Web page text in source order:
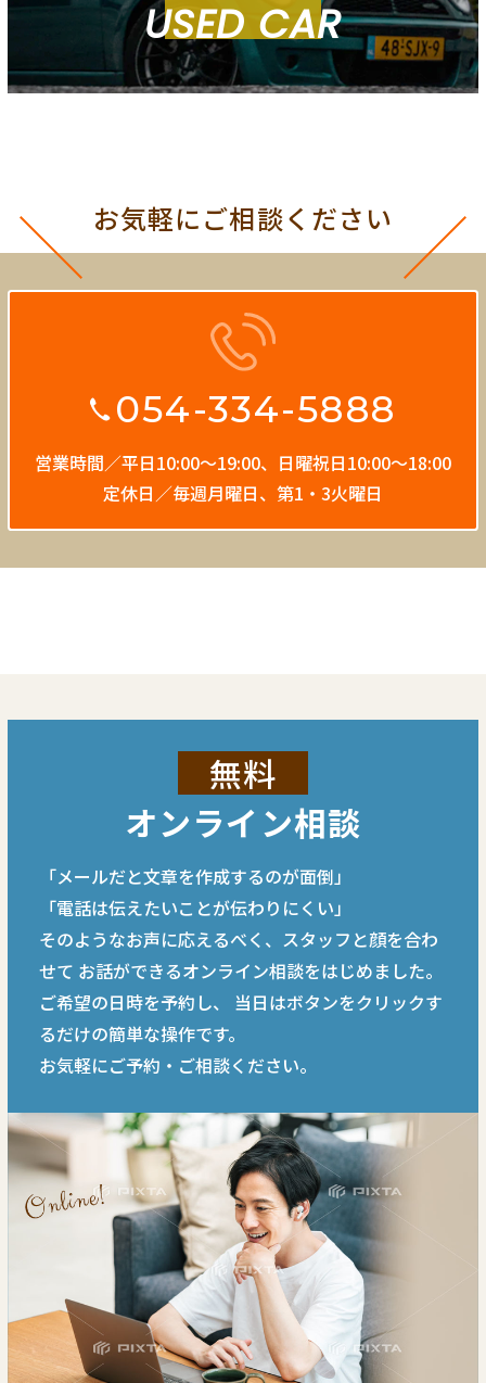
USED CAR
お気軽にご相談ください
054-334-5888
営業時間／平日10:00〜19:00、 日曜祝日10:00〜18:00
定休日／毎週月曜日、第1・3火曜日
無料
オンライン相談
「メールだと文章を作成するのが面倒」
「電話は伝えたいことが伝わりにくい」
そのようなお声に応えるべく、スタッフと顔を合わ
せて お話ができるオンライン相談をはじめました。
ご希望の日時を予約し、
当日はボタンをクリックす
るだけの簡単な操作です。
お気軽にご予約・ご相談ください。